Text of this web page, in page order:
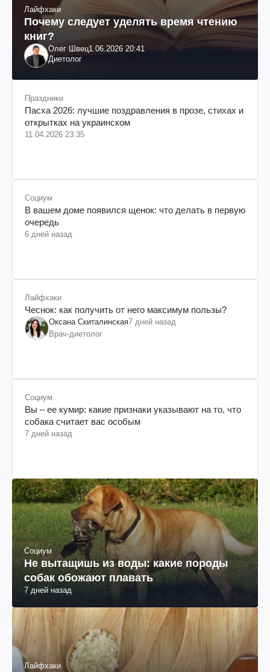
Лайфхаки
Почему следует уделять время чтению
книг?
Олег Швец1.06.2026 20:41
Диетолог
Праздники
Пасха 2026: лучшие поздравления в прозе, стихах и
открытках на украинском
11.04.2026 23:35
Социум
В вашем доме появился щенок: что делать в первую
очередь
6 дней назад
Лайфхаки
Чеснок: как получить от него максимум пользы?
Оксана Скиталинская7 дней назад
Врач-диетолог
Социум
Вы – ее кумир: какие признаки указывают на то, что
собака считает вас особым
7 дней назад
Социум
Не вытащишь из воды: какие породы
собак обожают плавать
7 дней назад
Лайфхаки